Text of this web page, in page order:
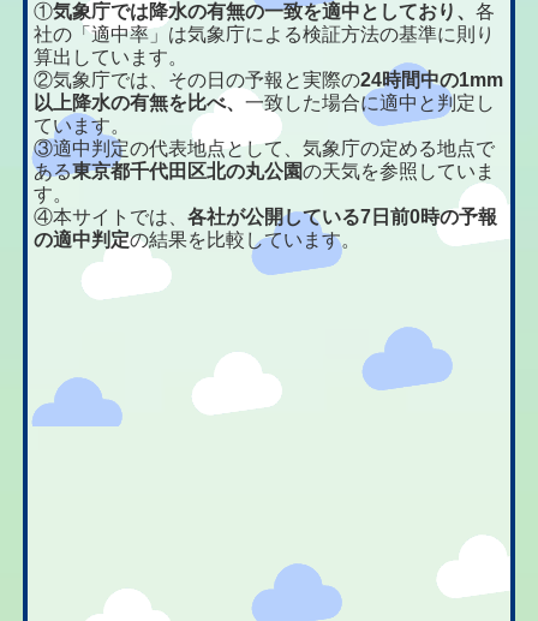
①気象庁では降水の有無の一致を適中としており、各
社の「適中率」は気象庁による検証方法の基準に則り
算出しています。
②気象庁では、その日の予報と実際の24時間中の1mm
以上降水の有無を比べ、一致した場合に適中と判定し
ています。
③適中判定の代表地点として、気象庁の定める地点で
ある東京都千代田区北の丸公園の天気を参照していま
す。
④本サイトでは、各社が公開している7日前0時の予報
の適中判定の結果を比較しています。